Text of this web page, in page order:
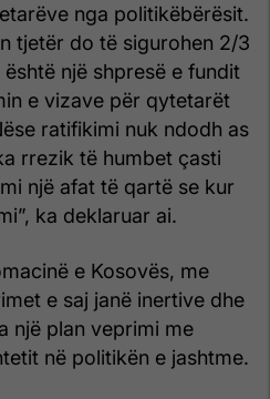
nga politikëbërësit.
tjetër do të sigurohen 2/3
një shpresë e fundit
e vizave për qytetarët
ratifikimi nuk ndodh as
rrezik të humbet çasti
një afat të qartë se kur
ka deklaruar ai.
e Kosovës, me
e saj janë inertive dhe
një plan veprimi me
në politikën e jashtme.